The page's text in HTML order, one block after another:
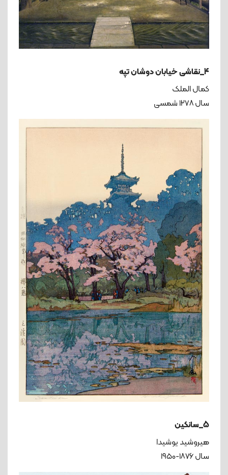
4_نقاشی خیابان دوشان تپه
کمال الملک
سال ۱۲۷۸ شمسی
5_سانکین
هیروشید یوشیدا
سال ۱۸۷۶-۱۹۵۰